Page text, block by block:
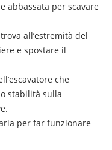
abbassata per scavare
all’estremità del
e spostare il
che
stabilità sulla
per far funzionare